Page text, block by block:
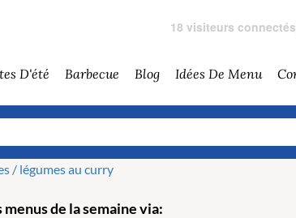
18 visiteurs connectés
D'été Barbecue Blog Idées De Menu
/ légumes au curry
de la semaine via: